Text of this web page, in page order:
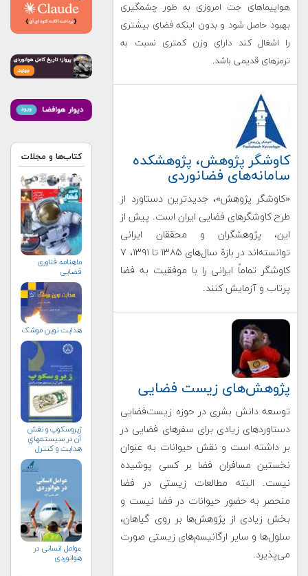
هواپیماهای جت امروزی به طور چشمگیری
بهبود حاصل شود و بدون اینکه فضای بیشتری
را اشغال کند دارای وزن کمتری نسبت به
ترمزهای قدیمی باشد.
کاوشگر پژوهش، پژوهشکده
سامانه‌های فضانوردی
«کاوشگر پژوهش»، جدیدترین دستاورد از
طرح کاوشگرهای فضایی ایران است. پیش از
این، پژوهشگران و محققان ایرانی
توانسته‌اند در بازة سال‌های ۱۳۸۵ تا ۱۳۹۱، ۷
کاوشگر تماماً ایرانی را با موفقیت به فضا
پرتاب و آزمایش کنند.
پژوهش‌های زیست فضایی
توسعه دانش بشری در حوزه زیست‌فضایی
دستاوردهای زیادی برای سفرهای فضایی در
بر داشته است و نقش حیوانات به عنوان
نخستین مسافران فضا بر کسی پوشیده
نیست. البته مطالعات زیستی در فضا
منحصر به حضور حیوانات در فضا نیست و
بخش زیادی از پژوهش‌ها بر روی گیاهان،
سلول‌ها و سایر ارگانیسم‌های زیستی صورت
می‌پذیرد.
کتاب‌ها و مجلات
ماهنامه فناوری
فضایی
هدایت نوین موشک
ژيروسكوپ و نقش
آن در سيستم‏هاي
هدايت و كنترل
عوامل انسانی در
هوانوردی